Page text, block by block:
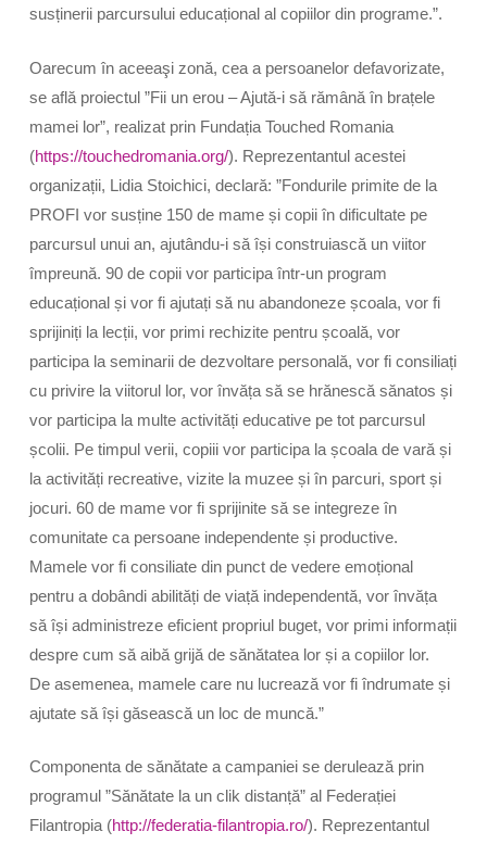
susținerii parcursului educațional al copiilor din programe.”.
Oarecum în aceeaşi zonă, cea a persoanelor defavorizate,
se află proiectul ”Fii un erou – Ajută-i să rămână în brațele
mamei lor”, realizat prin Fundația Touched Romania
(https://touchedromania.org/). Reprezentantul acestei
organizații, Lidia Stoichici, declară: ”Fondurile primite de la
PROFI vor susține 150 de mame și copii în dificultate pe
parcursul unui an, ajutându-i să își construiască un viitor
împreună. 90 de copii vor participa într-un program
educațional și vor fi ajutați să nu abandoneze școala, vor fi
sprijiniți la lecții, vor primi rechizite pentru școală, vor
participa la seminarii de dezvoltare personală, vor fi consiliați
cu privire la viitorul lor, vor învăța să se hrănescă sănatos și
vor participa la multe activități educative pe tot parcursul
școlii. Pe timpul verii, copiii vor participa la școala de vară și
la activități recreative, vizite la muzee și în parcuri, sport și
jocuri. 60 de mame vor fi sprijinite să se integreze în
comunitate ca persoane independente și productive.
Mamele vor fi consiliate din punct de vedere emoțional
pentru a dobândi abilități de viață independentă, vor învăța
să își administreze eficient propriul buget, vor primi informații
despre cum să aibă grijă de sănătatea lor și a copiilor lor.
De asemenea, mamele care nu lucrează vor fi îndrumate și
ajutate să își găsească un loc de muncă.”
Componenta de sănătate a campaniei se derulează prin
programul ”Sănătate la un clik distanță” al Federației
Filantropia (http://federatia-filantropia.ro/). Reprezentantul